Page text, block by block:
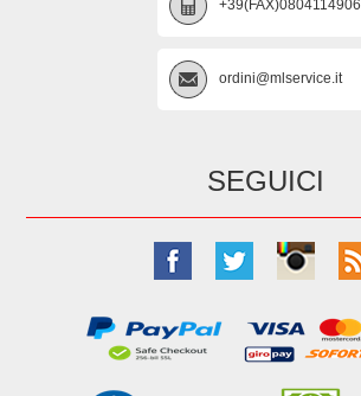
+39(FAX)0804114906
ordini@mlservice.it
SEGUICI